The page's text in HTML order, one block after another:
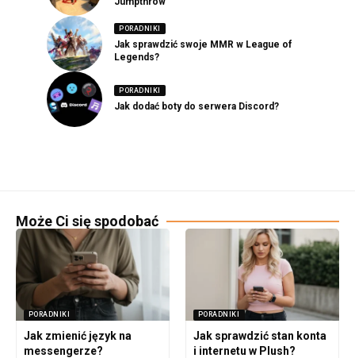
PORADNIKI
Jak sprawdzić swoje MMR w League of
Legends?
PORADNIKI
Jak dodać boty do serwera Discord?
Może Ci się spodobać
PORADNIKI
Jak zmienić język na
messengerze?
PORADNIKI
Jak sprawdzić stan konta
i internetu w Plush?